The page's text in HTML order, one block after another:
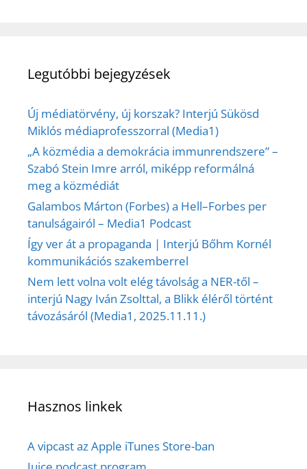
Legutóbbi bejegyzések
Új médiatörvény, új korszak? Interjú Sükösd
Miklós médiaprofesszorral (Media1)
„A közmédia a demokrácia immunrendszere” –
Szabó Stein Imre arról, miképp reformálná
meg a közmédiát
Galambos Márton (Forbes) a Hell–Forbes per
tanulságairól – Media1 Podcast
Így ver át a propaganda | Interjú Bőhm Kornél
kommunikációs szakemberrel
Nem lett volna volt elég távolság a NER-től –
interjú Nagy Iván Zsolttal, a Blikk éléről történt
távozásáról (Media1, 2025.11.11.)
Hasznos linkek
A vipcast az Apple iTunes Store-ban